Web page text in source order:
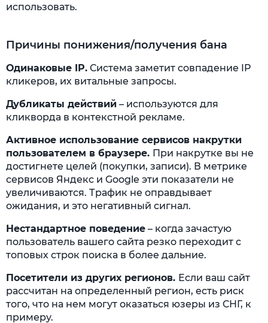
использовать.
Причины понижения/получения бана
Одинаковые IP. Система заметит совпадение IP
кликеров, их витальные запросы.
Дубликаты действий – используются для
кликворда в контекстной рекламе.
Активное использование сервисов накрутки
пользователем в браузере. При накрутке вы не
достигнете целей (покупки, записи). В метрике
сервисов Яндекс и Google эти показатели не
увеличиваются. Трафик не оправдывает
ожидания, и это негативный сигнал.
Нестандартное поведение – когда зачастую
пользователь вашего сайта резко переходит с
топовых строк поиска в более дальние.
Посетители из других регионов. Если ваш сайт
рассчитан на определенный регион, есть риск
того, что на нем могут оказаться юзеры из СНГ, к
примеру.